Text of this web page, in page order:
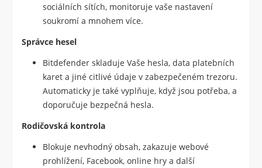
sociálních sítích, monitoruje vaše nastavení
soukromí a mnohem více.
Správce hesel
Bitdefender skladuje Vaše hesla, data platebních
karet a jiné citlivé údaje v zabezpečeném trezoru.
Automaticky je také vyplňuje, když jsou potřeba, a
doporučuje bezpečná hesla.
Rodičovská kontrola
Blokuje nevhodný obsah, zakazuje webové
prohlížení, Facebook, online hry a další